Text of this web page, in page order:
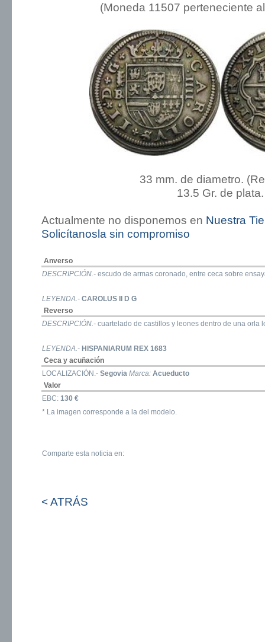
(Moneda 11507 perteneciente
33 mm. de diametro.
13.5 Gr. de plata.
Actualmente no disponemos en Nuestra
Solicítanosla sin compromiso
Anverso
DESCRIPCIÓN.- escudo de armas coronado, entre ceca sobre
LEYENDA.- CAROLUS II D G
Reverso
DESCRIPCIÓN.- cuartelado de castillos y leones dentro de una orla
LEYENDA.- HISPANIARUM REX 1683
Ceca y acuñación
LOCALIZACIÓN.- Segovia Marca: Acueducto
Valor
EBC: 130 €
* La imagen corresponde a la del modelo.
Comparte esta noticia en:
< ATRÁS